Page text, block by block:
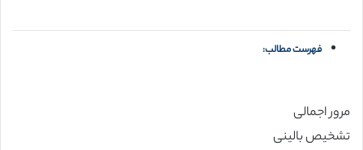
فهرست مطالب:
مرور اجمالی
تشخیص بالینی